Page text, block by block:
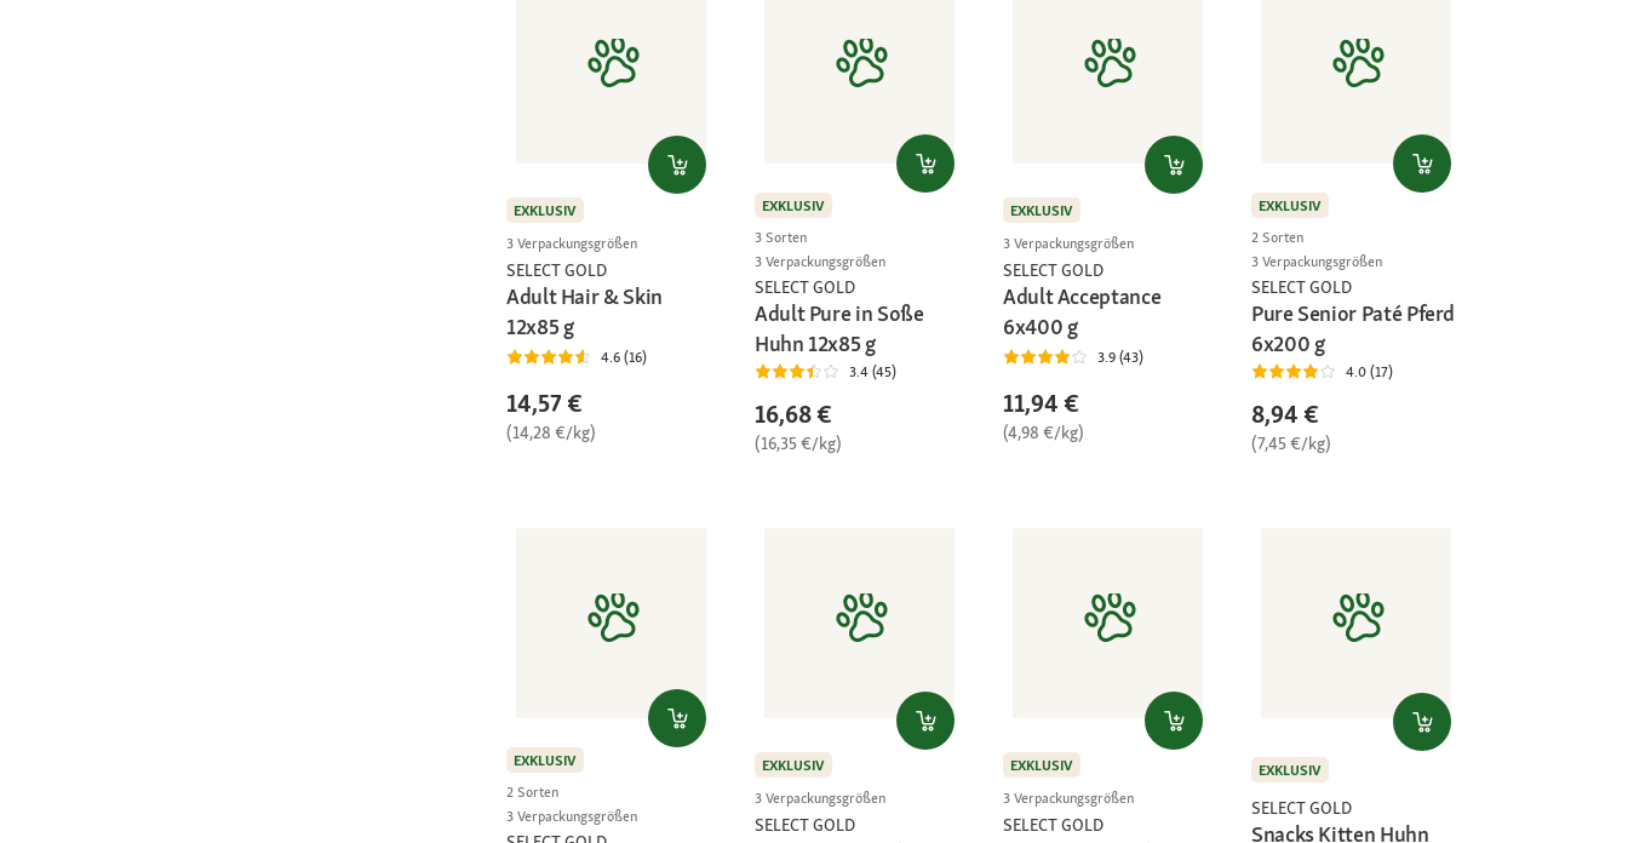
EXKLUSIV
3 Verpackungsgrößen
SELECT GOLD
Adult Hair & Skin
12x85 g
4.6 (16)
14,57 €
(14,28 €/kg)
EXKLUSIV
3 Sorten
3 Verpackungsgrößen
SELECT GOLD
Adult Pure in Soße
Huhn 12x85 g
3.4 (45)
16,68 €
(16,35 €/kg)
EXKLUSIV
3 Verpackungsgrößen
SELECT GOLD
Adult Acceptance
6x400 g
3.9 (43)
11,94 €
(4,98 €/kg)
EXKLUSIV
2 Sorten
3 Verpackungsgrößen
SELECT GOLD
Pure Senior Paté Pferd
6x200 g
4.0 (17)
8,94 €
(7,45 €/kg)
EXKLUSIV
2 Sorten
3 Verpackungsgrößen
EXKLUSIV
3 Verpackungsgrößen
SELECT GOLD
EXKLUSIV
3 Verpackungsgrößen
SELECT GOLD
EXKLUSIV
SELECT GOLD
Snacks Kitten Huhn